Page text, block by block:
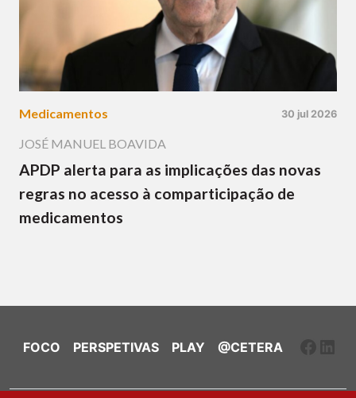
Medicamentos 30 jul 2026
JOSÉ MANUEL BOAVIDA
APDP alerta para as implicações das novas
regras no acesso à comparticipação de
medicamentos
FOCO PERSPETIVAS PLAY @CETERA